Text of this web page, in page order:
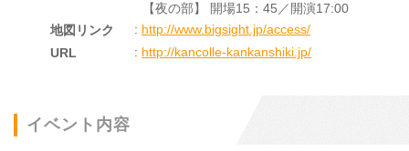
【夜の部】 開場15：45／開演17:00
地図リンク
: http://www.bigsight.jp/access/
URL
: http://kancolle-kankanshiki.jp/
イベント内容